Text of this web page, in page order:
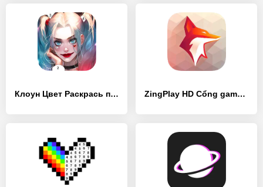
Клоун Цвет Раскрась по номерам - [MOD Бесконечные деньги] ZingPlay HD Cổng game giải trí - [MOD Бесконечные деньги]